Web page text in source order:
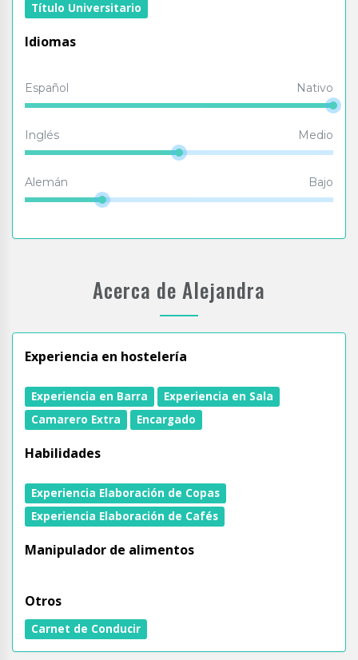
Título Universitario
Idiomas
Español Nativo
Inglés Medio
Alemán Bajo
Acerca de Alejandra
Experiencia en hostelería
Experiencia en Barra
Experiencia en Sala
Camarero Extra
Encargado
Habilidades
Experiencia Elaboración de Copas
Experiencia Elaboración de Cafés
Manipulador de alimentos
Otros
Carnet de Conducir